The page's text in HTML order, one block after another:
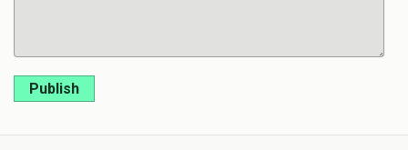
Publish